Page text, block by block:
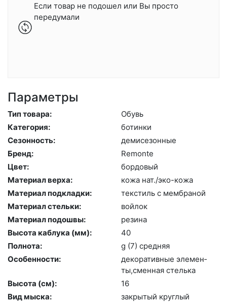
Если товар не подошел или Вы просто
передумали
Параметры
Тип товара:
Обувь
Категория:
бо­тин­ки
Сезонность:
де­мисе­зон­ные
Бренд:
Re­mon­te
Цвет:
бор­до­вый
Материал верха:
ко­жа нат./эко-ко­жа
Материал подкладки:
текс­тиль с мемб­ра­ной
Материал стельки:
вой­лок
Материал подошвы:
ре­зина
Высота каблука (мм):
40
Полнота:
g (7) сред­няя
Особенности:
де­кора­тив­ные эле­мен­
ты,смен­ная стель­ка
Высота (cм):
16
Вид мыска:
зак­ры­тый круг­лый